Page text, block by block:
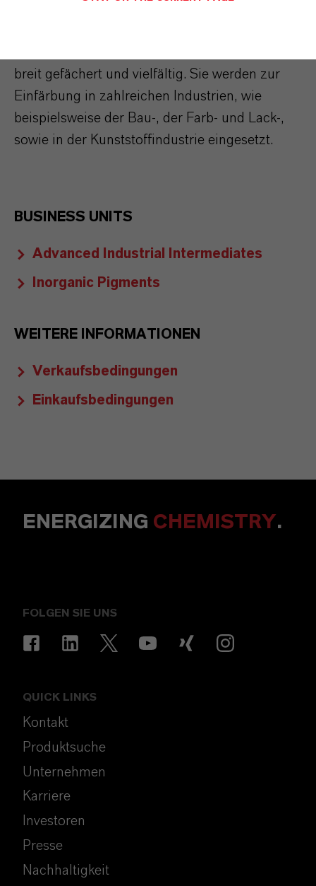
breit gefächert und vielfältig. Sie werden zur
Einfärbung in zahlreichen Industrien, wie
beispielsweise der Bau-, der Farb- und Lack-,
sowie in der Kunststoffindustrie eingesetzt.
BUSINESS UNITS
Advanced Industrial Intermediates
Inorganic Pigments
WEITERE INFORMATIONEN
Verkaufsbedingungen
Einkaufsbedingungen
ENERGIZING CHEMISTRY.
FOLGEN SIE UNS
QUICK LINKS
Kontakt
Produktsuche
Unternehmen
Karriere
Investoren
Presse
Nachhaltigkeit